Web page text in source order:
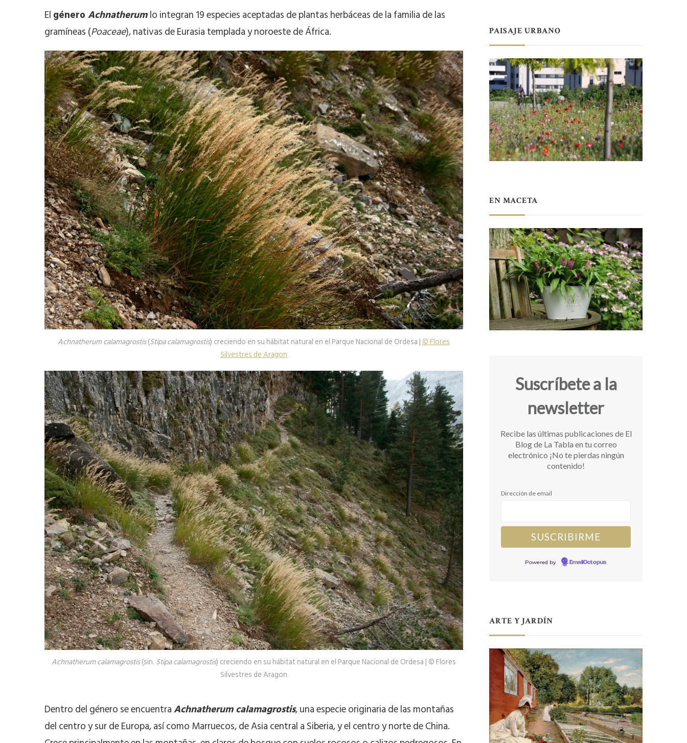
ElgéneroAchnatherumlo integran 19 especies aceptadas de plantas herbáceas de la familia de las
gramíneas (Poaceae), nativas de Eurasia templada y noroeste de África.
Achnatherum calamagrostis(Stipa calamagrostis) creciendo en su hábitat natural en el Parque Nacional de Ordesa |© Flores
Silvestres de Aragon
Achnatherum calamagrostis(sin. Stipa calamagrostis) creciendo en su hábitat natural en el Parque Nacional de Ordesa | © Flores
Silvestres de Aragon
Dentro del género se encuentraAchnatherum calamagrostis, una especie originaria de las montañas
del centro y sur de Europa, así como Marruecos, de Asia central a Siberia, y el centro y norte de China.
PAISAJE URBANO
EN MACETA
Suscríbete a la
newsletter
Recibe las últimas publicaciones de El
Blog de La Tabla en tu correo
electrónico ¡No te pierdas ningún
contenido!
Dirección de email
Powered by EmailOctopus
ARTE Y JARDÍN